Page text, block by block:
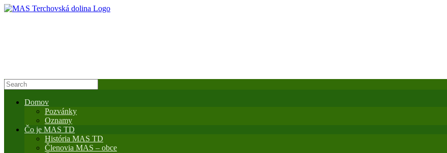
Domov
Pozvánky
Oznamy
Čo je MAS TD
História MAS TD
Členovia MAS – obce